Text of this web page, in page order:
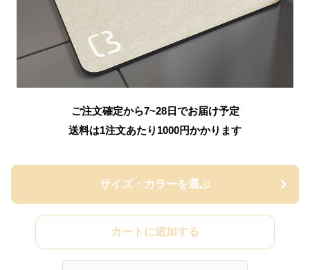
ご注文確定から7~28日でお届け予定
送料は1注文あたり 1000円かかります
サイズ・カラーを選ぶ
カートに追加する